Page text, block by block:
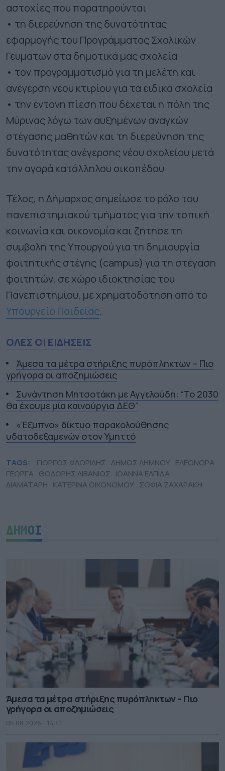
αστοχίες που παρατηρούνται
• τη διερεύνηση της δυνατότητας
εφαρμογής του Προγράμματος Σχολικών
Γευμάτων στα δημοτικά μας σχολεία
• τον προγραμματισμό για τη μελέτη και
ανέγερση νέου κτιρίου για τα ειδικά σχολεία
• την έντονη πίεση που δέχεται η πόλη της
Μύρινας λόγω των αυξημένων αναγκών
στέγασης μαθητών και τη διερεύνηση της
δυνατότητας ανέγερσης νέου σχολείου μετά
την αγορά κατάλληλου οικοπέδου
Τέλος, η Δήμαρχος σημείωσε το ρόλο του
πανεπιστημιακού τμήματος για την τοπική
κοινωνία και οικονομία και ζήτησε τη
συμβολή της Υπουργού για τη δημιουργία
φοιτητικής στέγης (campus) για τη στέγαση
φοιτητών, σε χώρο ιδιοκτησίας του
Πανεπιστημίου, με χρηματοδότηση από το
Υπουργείο Παιδείας.
ΟΛΕΣ ΟΙ ΕΙΔΗΣΕΙΣ
Άμεσα τα μέτρα στήριξης πυρόπληκτων – Πιο
γρήγορα οι αποζημιώσεις
Συνάντηση Μητσοτάκη με Αγγελούδη: “Το 2030
θα έχουμε μία καινούργια ΔΕΘ”
«Έξυπνο» δίκτυο παρακολούθησης
υδατοδεξαμενών στον Υμηττό
TAGS: ΓΙΩΡΓΟΣ ΦΛΩΡΙΔΗΣ ΔΗΜΟΣ ΛΗΜΝΟΥ ΕΛΕΟΝΩΡΑ
ΓΕΩΡΓΑ ΘΟΔΩΡΗΣ ΛΙΒΑΝΙΟΣ ΙΩΑΝΝΑ ΕΛΠΙΔΑ
ΔΙΑΜΑΤΑΡΗ ΚΑΤΕΡΙΝΑ ΟΙΚΟΝΟΜΟΥ ΣΟΦΙΑ ΖΑΧΑΡΑΚΗ
ΔΗΜΟΙ
Άμεσα τα μέτρα στήριξης πυρόπληκτων – Πιο
γρήγορα οι αποζημιώσεις
05.08.2026 - 14.41